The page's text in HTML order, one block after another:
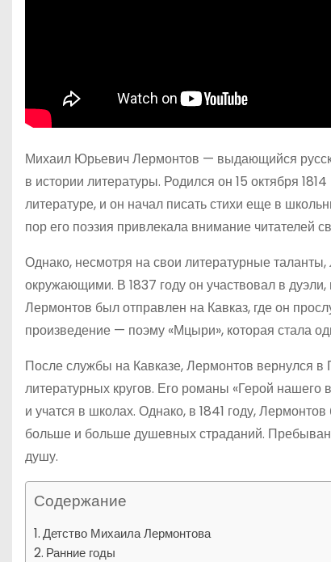
Михаил Юрьевич Лермонтов — выдающийся
в истории литературы. Родился он 15 октября
литературе, и он начал писать стихи еще в
пор его поэзия привлекала внимание читателей
Однако, несмотря на свои литературные
окружающими. В 1837 году он участвовал в дуэли,
Лермонтов был отправлен на Кавказ, где он
произведение — поэму «Мцыри», которая стала
После службы на Кавказе, Лермонтов вернулся в
литературных кругов. Его романы «Герой нашего
и учатся в школах. Однако, в 1841 году,
больше и больше душевных страданий.
душу.
Содержание
Детство Михаила Лермонтова
Ранние годы